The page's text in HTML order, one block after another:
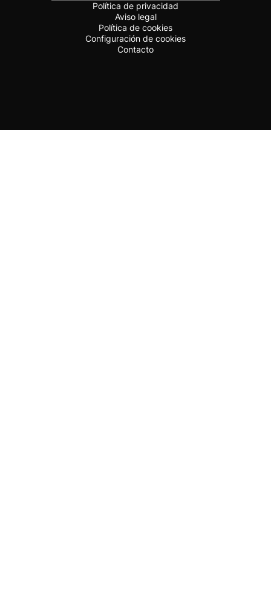
Política de privacidad
Aviso legal
Política de cookies
Configuración de cookies
Contacto